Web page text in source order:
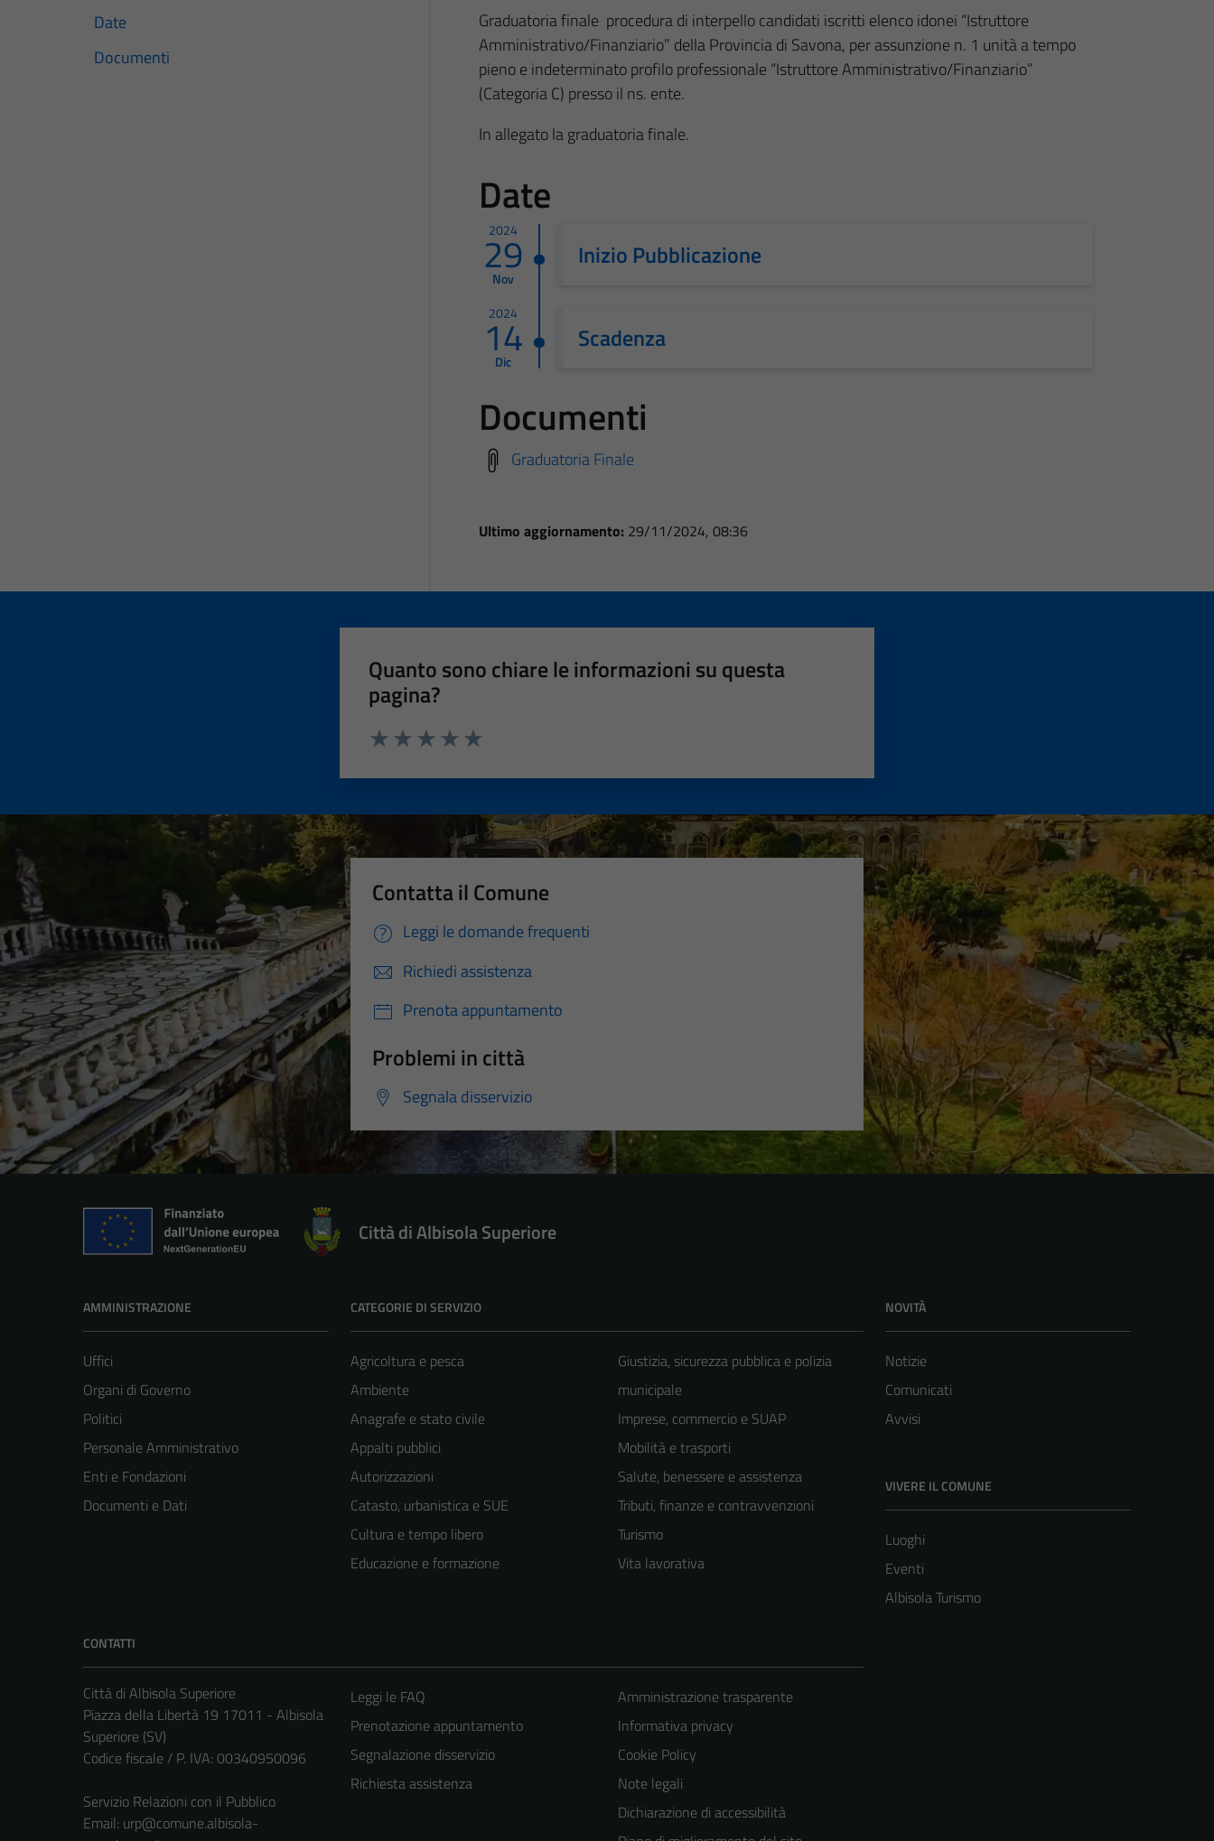
Date
Documenti
Graduatoria finale procedura di interpello candidati iscritti elenco idonei “Istruttore
Amministrativo/Finanziario” della Provincia di Savona, per assunzione n. 1 unità a tempo
pieno e indeterminato profilo professionale “Istruttore Amministrativo/Finanziario”
(Categoria C) presso il ns. ente.
In allegato la graduatoria finale.
Date
2024
29
Nov
Inizio Pubblicazione
2024
14
Dic
Scadenza
Documenti
Graduatoria Finale
Ultimo aggiornamento: 29/11/2024, 08:36
Quanto sono chiare le informazioni su questa
pagina?
Contatta il Comune
Leggi le domande frequenti
Richiedi assistenza
Prenota appuntamento
Problemi in città
Segnala disservizio
Città di Albisola Superiore
AMMINISTRAZIONE
Uffici
Organi di Governo
Politici
Personale Amministrativo
Enti e Fondazioni
Documenti e Dati
CATEGORIE DI SERVIZIO
Agricoltura e pesca
Ambiente
Anagrafe e stato civile
Appalti pubblici
Autorizzazioni
Catasto, urbanistica e SUE
Cultura e tempo libero
Educazione e formazione
Giustizia, sicurezza pubblica e polizia
municipale
Imprese, commercio e SUAP
Mobilità e trasporti
Salute, benessere e assistenza
Tributi, finanze e contravvenzioni
Turismo
Vita lavorativa
NOVITÀ
Notizie
Comunicati
Avvisi
VIVERE IL COMUNE
Luoghi
Eventi
Albisola Turismo
CONTATTI
Città di Albisola Superiore
Piazza della Libertà 19 17011 - Albisola
Superiore (SV)
Codice fiscale / P. IVA: 00340950096
Servizio Relazioni con il Pubblico
Email: urp@comune.albisola-
Leggi le FAQ
Prenotazione appuntamento
Segnalazione disservizio
Richiesta assistenza
Amministrazione trasparente
Informativa privacy
Cookie Policy
Note legali
Dichiarazione di accessibilità